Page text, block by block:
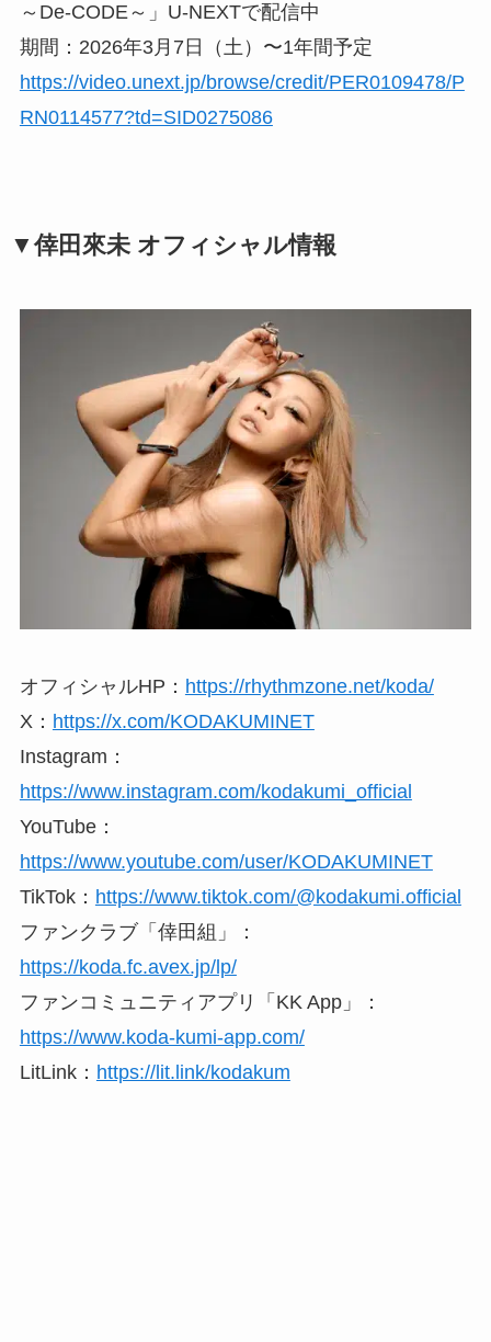
～De-CODE～」U-NEXTで配信中
期間：2026年3月7日（土）〜1年間予定
https://video.unext.jp/browse/credit/PER0109478/P
RN0114577?td=SID0275086
▼倖田來未 オフィシャル情報
オフィシャルHP： https://rhythmzone.net/koda/
X： https://x.com/KODAKUMINET
Instagram：
https://www.instagram.com/kodakumi_official
YouTube：
https://www.youtube.com/user/KODAKUMINET
TikTok： https://www.tiktok.com/@kodakumi.official
ファンクラブ「倖田組」：
https://koda.fc.avex.jp/lp/
ファンコミュニティアプリ「KK App」：
https://www.koda-kumi-app.com/
LitLink： https://lit.link/kodakum